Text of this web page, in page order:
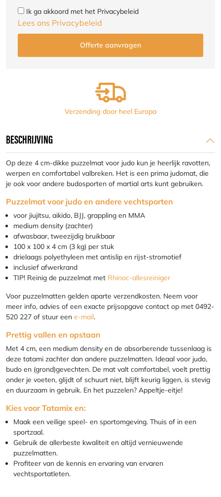
Ik ga akkoord met het Privacybeleid
Lees ons Privacybeleid
Verzending door heel Europa
BESCHRIJVING
Op deze 4 cm-dikke puzzelmat voor judo kun je heerlijk ravotten,
werpen en comfortabel valbreken. Het is een prima judomat, die
je ook voor andere budosporten of martial arts kunt gebruiken.
Puzzelmat voor judo en andere vechtsporten
voor jiujitsu, aikido, BJJ, grappling en MMA
medium density (zachter)
afwasbaar, tweezijdig bruikbaar
100 x 100 x 4 cm (3 kg) per stuk
drielaags polyethyleen met antislip en rijst-stromotief
inclusief afwerkrand
TIP! Reinig de puzzelmat met Rhinoc-allesreiniger
Voor puzzelmatten gelden aparte verzendkosten. Neem voor
meer info, advies of een exacte prijsopgave contact op met 0492-
520 227 of stuur een e-mail.
Prettig vallen en opstaan
Met 4 cm, een medium density en de absorberende tussenlaag is
deze tatami zachter dan andere puzzelmatten. Ideaal voor judo,
budo en (grond)gevechten. De mat valt comfortabel, voelt prettig
onder je voeten, glijdt of schuurt niet, blijft keurig liggen, is stevig
en duurzaam in gebruik. En het puzzelen? Appeltje-eitje!
Kies voor Tatamix en:
Maak een veilige speel- en sportomgeving. Thuis of in een
sportzaal.
Gebruik de allerbeste kwaliteit en altijd vernieuwende
puzzelmatten.
Profiteer van de kennis en ervaring van ervaren
vechtsportatleten.